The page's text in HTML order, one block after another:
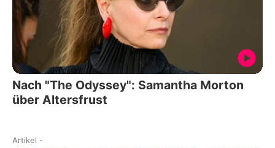
Nach "The Odyssey": Samantha Morton
über Altersfrust
Artikel -